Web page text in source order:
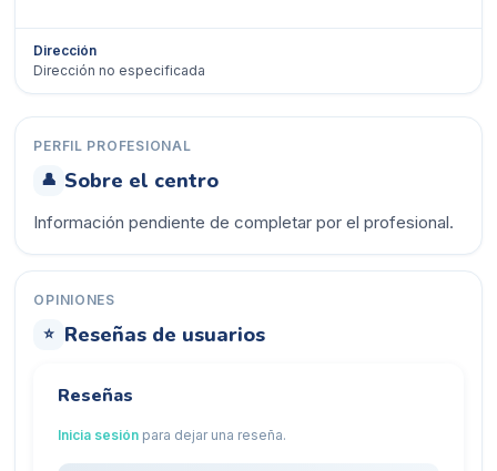
Dirección
Dirección no especificada
PERFIL PROFESIONAL
👤 Sobre el centro
Información pendiente de completar por el profesional.
OPINIONES
⭐ Reseñas de usuarios
Reseñas
Inicia sesión para dejar una reseña.